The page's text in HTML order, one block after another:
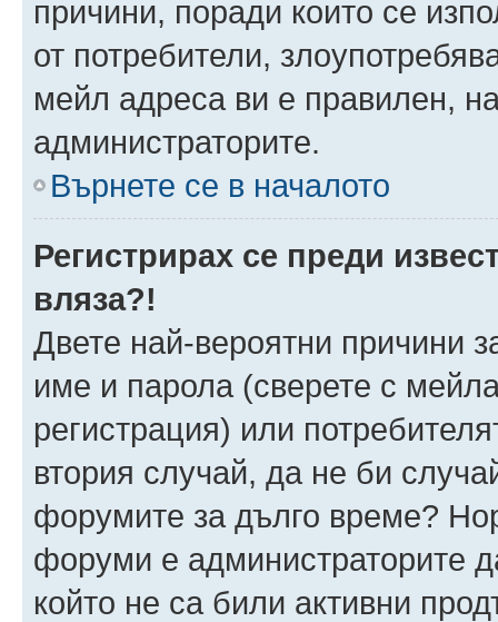
причини, поради които се
от потребители,
мейл адреса ви е правилен,
администраторите.
Върнете се в началото
Регистрирах се преди
вляза?!
Двете най-вероятни причини
име и парола (сверете с
регистрация) или
втория случай, да не би
форумите за дълго време?
форуми е администраторите
който не са били активни